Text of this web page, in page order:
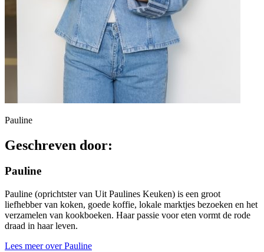
Pauline
Geschreven door:
Pauline
Pauline (oprichtster van Uit Paulines Keuken) is een groot
liefhebber van koken, goede koffie, lokale marktjes bezoeken en het
verzamelen van kookboeken. Haar passie voor eten vormt de rode
draad in haar leven.
Lees meer over Pauline